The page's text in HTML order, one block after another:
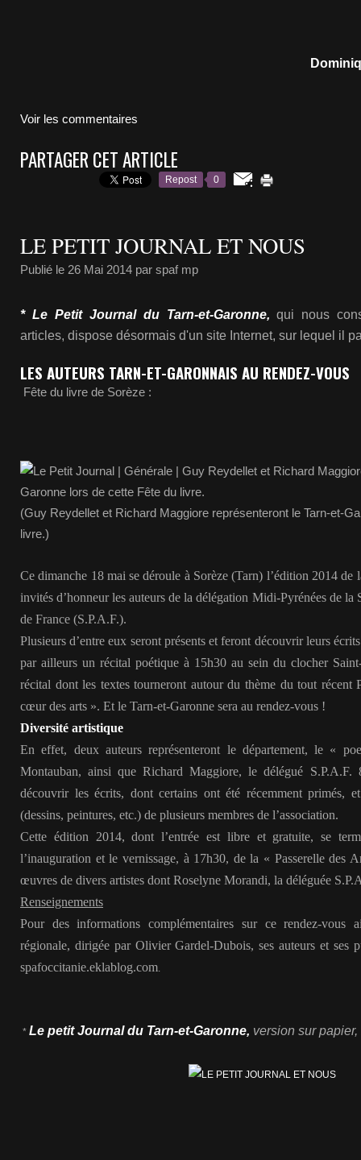
Voir les commentaires
PARTAGER CET ARTICLE
Repost 0
LE PETIT JOURNAL ET NOUS
Publié le 26 Mai 2014 par spaf mp
* Le Petit Journal du Tarn-et-Garonne, qui nous
articles, dispose désormais d'un site Internet, sur lequel il
LES AUTEURS TARN-ET-GARONNAIS AU RENDEZ-VOUS
Fête du livre de Sorèze :
(Guy Reydellet et Richard Maggiore représenteront le Tarn-et-
livre.)
Ce dimanche 18 mai se déroule à Sorèze (Tarn) l’édition 2014 de
invités d’honneur les auteurs de la délégation Midi-Pyrénées de la
de France (S.P.A.F.).
Plusieurs d’entre eux seront présents et feront découvrir leurs
par ailleurs un récital poétique à 15h30 au sein du clocher
récital dont les textes tourneront autour du thème du tout récent
cœur des arts ». Et le Tarn-et-Garonne sera au rendez-vous !
Diversité artistique
En effet, deux auteurs représenteront le département, le «
Montauban, ainsi que Richard Maggiore, le délégué
découvrir les écrits, dont certains ont été récemment primés,
(dessins, peintures, etc.) de plusieurs membres de l’association.
Cette édition 2014, dont l’entrée est libre et gratuite, se
l’inauguration et le vernissage, à 17h30, de la « Passerelle des
œuvres de divers artistes dont Roselyne Morandi, la déléguée
Renseignements
Pour des informations complémentaires sur ce rendez-vous
régionale, dirigée par Olivier Gardel-Dubois, ses auteurs et ses
spafoccitanie.eklablog.com.
* Le petit Journal du Tarn-et-Garonne, version sur